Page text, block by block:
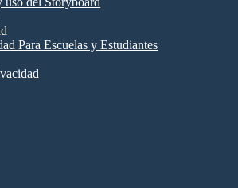
Para Escuelas y Estudiantes